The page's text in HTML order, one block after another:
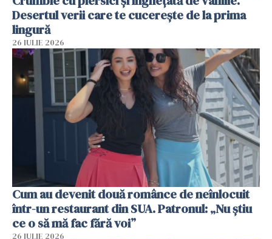
Desertul verii care te cucerește de la prima
lingură
26 IULIE 2026
Cum au devenit două românce de neînlocuit
într-un restaurant din SUA. Patronul: „Nu știu
ce o să mă fac fără voi”
26 IULIE 2026